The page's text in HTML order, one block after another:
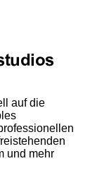
auf die
und mehr